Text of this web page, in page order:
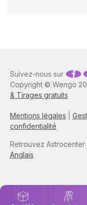
Copyright © Wengo
& Tirages gratuits
Mentions légales
confidentialité
Suivez-nous sur
Retrouvez Astrocenter
Anglais